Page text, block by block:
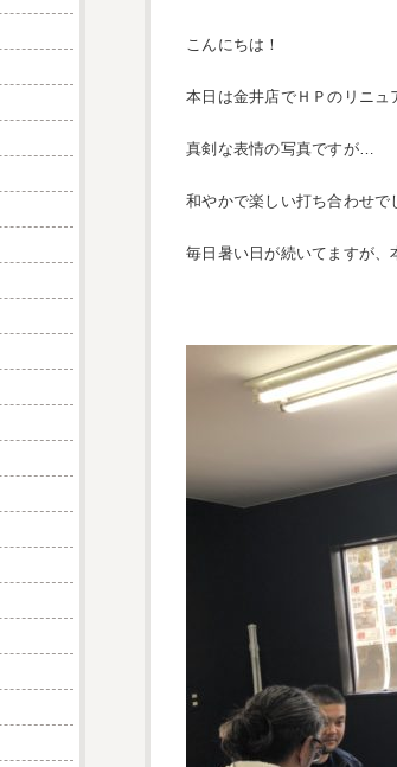
こんにちは！
本日は金井店でＨＰのリニュ
真剣な表情の写真ですが…
和やかで楽しい打ち合わせで
毎日暑い日が続いてますが、